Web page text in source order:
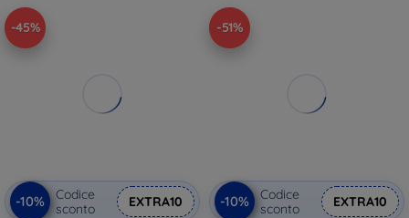
-45%
-10%
Codice
sconto
EXTRA10
-51%
-10%
Codice
sconto
EXTRA10